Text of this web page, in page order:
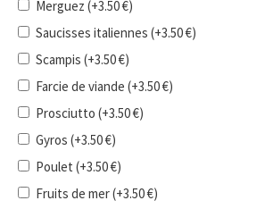
Merguez (+3.50€)
Saucisses italiennes (+3.50€)
Scampis (+3.50€)
Farcie de viande (+3.50€)
Prosciutto (+3.50€)
Gyros (+3.50€)
Poulet (+3.50€)
Fruits de mer(+3.50€)